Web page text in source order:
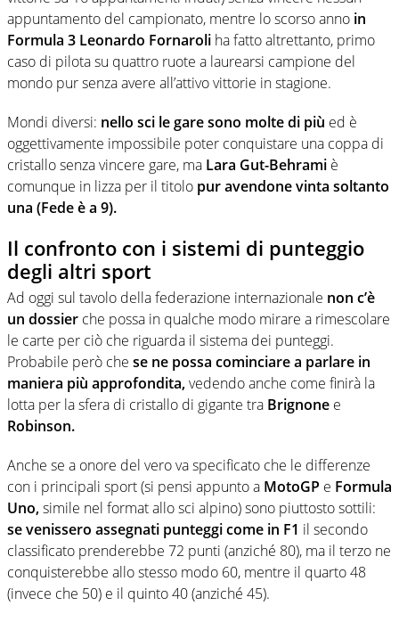
appuntamento del campionato, mentre lo scorso anno in
Formula 3 Leonardo Fornaroli ha fatto altrettanto, primo
caso di pilota su quattro ruote a laurearsi campione del
mondo pur senza avere all’attivo vittorie in stagione.
Mondi diversi: nello sci le gare sono molte di più ed è
oggettivamente impossibile poter conquistare una coppa di
cristallo senza vincere gare, ma Lara Gut-Behrami è
comunque in lizza per il titolo pur avendone vinta soltanto
una (Fede è a 9).
Il confronto con i sistemi di punteggio
degli altri sport
Ad oggi sul tavolo della federazione internazionale non c’è
un dossier che possa in qualche modo mirare a rimescolare
le carte per ciò che riguarda il sistema dei punteggi.
Probabile però che se ne possa cominciare a parlare in
maniera più approfondita,vedendo anche come finirà la
lotta per la sfera di cristallo di gigante tra Brignone e
Robinson.
Anche se a onore del vero va specificato che le differenze
con i principali sport (si pensi appunto a MotoGP e Formula
Uno,simile nel format allo sci alpino) sono piuttosto sottili:
se venissero assegnati punteggi come in F1 il secondo
classificato prenderebbe 72 punti (anziché 80), ma il terzo ne
conquisterebbe allo stesso modo 60, mentre il quarto 48
(invece che 50) e il quinto 40 (anziché 45).